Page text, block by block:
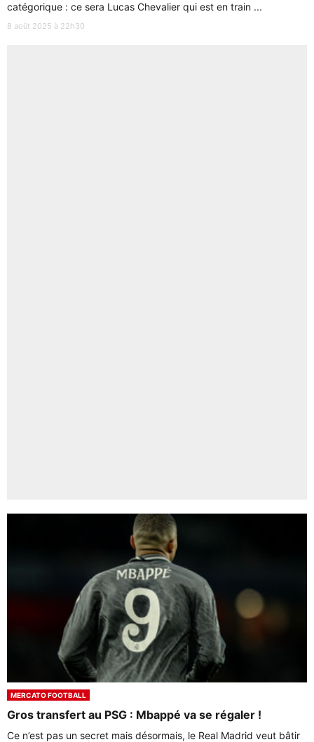
catégorique : ce sera Lucas Chevalier qui est en train ...
8 août 2025 à 22h30
MERCATO FOOTBALL
Gros transfert au PSG : Mbappé va se régaler !
Ce n’est pas un secret mais désormais, le Real Madrid veut bâtir